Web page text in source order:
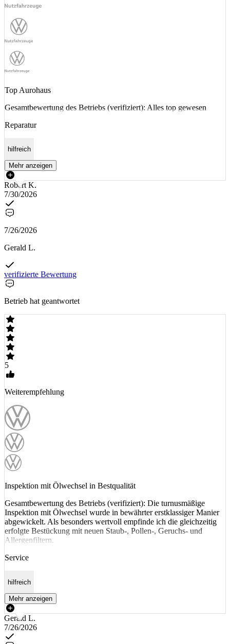
Top Aurohaus
Gesamtbewertung des Betriebs (verifiziert): Alles top gewesen
Reparatur
hilfreich
Mehr anzeigen
Robert K.
7/30/2026
7/26/2026
Gerald L.
verifizierte Bewertung
Betrieb hat geantwortet
5
Weiterempfehlung
Inspektion mit Ölwechsel in Bestqualität
Gesamtbewertung des Betriebs (verifiziert): Die turnusmäßige
Inspektion mit Ölwechsel wurde in bewährter erstklassiger Manier
abgewickelt. Als besonders wertvoll empfinde ich die gleichzeitig
erfolgte Bestückung mit neuen Staub-, Pollen-, Geruchs- und
Allergenfiltern.
Service
hilfreich
Mehr anzeigen
Gerald L.
7/26/2026